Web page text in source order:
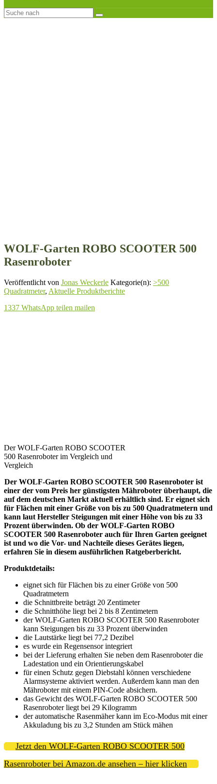
WOLF-Garten ROBO SCOOTER 500
Rasenroboter
Veröffentlicht von Jonas Weckerle Kategorie(n): >500
Quadratmeter, Aktuelle Produktberichte
1337 WhatsApp teilen mailen
Der WOLF-Garten ROBO SCOOTER
500 Rasenroboter im Vergleich und
Vergleich
Der WOLF-Garten ROBO SCOOTER 500 Rasenroboter ist
einer der vom Preis her günstigsten Mähroboter überhaupt, die
auf dem deutschen Markt aktuell erhältlich sind. Er eignet sich
für Flächen mit einer Größe von bis zu 500 Quadratmetern und
kann laut Hersteller Steigungen mit einer Höhe von bis zu 33
Prozent überwinden. Ob der WOLF-Garten ROBO
SCOOTER 500 Rasenroboter auch für Ihren Garten geeignet
ist und wo die Vor- und Nachteile dieses Gerätes liegen,
erfahren Sie in diesem ausführlichen Ratgeberbericht.
Produktdetails:
eignet sich für Flächen bis zu einer Größe von 500
Quadratmetern
die Schnittbreite beträgt 20 Zentimeter
die Schnitthöhe liegt bei 2 bis 8 Zentimetern
der WOLF-Garten ROBO SCOOTER 500 Rasenroboter
kann Steigungen bis zu 33 Prozent überwinden
die Lautstärke liegt bei 77,2 Dezibel
es wurde ein Regensensor integriert
bei der Lieferung erhalten Sie neben dem Rasenroboter die
Ladestation und ein Orientierungskabel
für einen Schutz gegen Diebstahl können verschiedene
Alarmsysteme aktiviert werden. Außerdem kann man den
Mähroboter mit einem PIN-Code absichern.
das Gewicht des WOLF-Garten ROBO SCOOTER 500
Rasenroboter liegt bei 29 Kilogramm
der automatische Rasenmäher kann im Eco-Modus mit einer
Akkuladung bis zu 3,2 Stunden am Stück mähen
Jetzt den WOLF-Garten ROBO SCOOTER 500
Rasenroboter bei Amazon.de ansehen – hier klicken